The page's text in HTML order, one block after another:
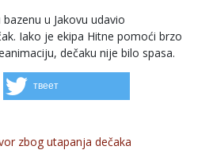
u Jakovu udavio
Iako je ekipa Hitne pomoći brzo
dečaku nije bilo spasa.
твеет
zbog utapanja dečaka